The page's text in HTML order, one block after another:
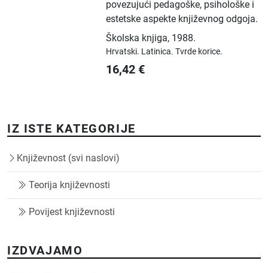
povezujući pedagoške, psihološke i
estetske aspekte književnog odgoja.
Školska knjiga, 1988.
Hrvatski. Latinica.Tvrde korice.
16,42 €
IZ ISTE KATEGORIJE
Književnost (svi naslovi)
Teorija književnosti
Povijest književnosti
IZDVAJAMO